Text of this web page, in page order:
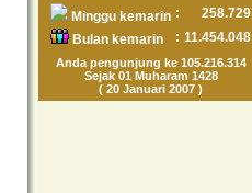
Minggu kemarin :
258.729
Bulan kemarin
: 11.454.048
Anda pengunjung ke 105.216.314
Sejak 01 Muharam 1428
( 20 Januari 2007 )